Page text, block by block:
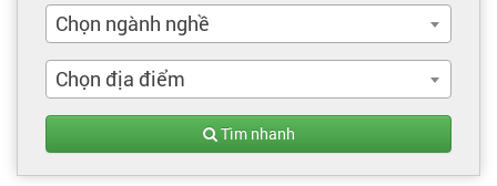
Việc làm mới nhất
Tìm việc làm
Chọn ngành nghề
Chọn địa điểm
Tìm nhanh